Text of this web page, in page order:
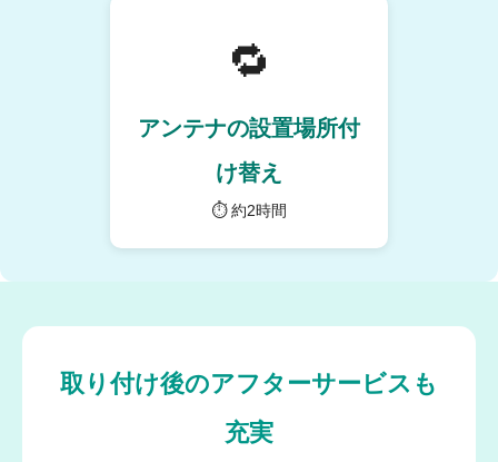
🔁
アンテナの設置場所付
け替え
⏱ 約2時間
取り付け後のアフターサービスも
充実